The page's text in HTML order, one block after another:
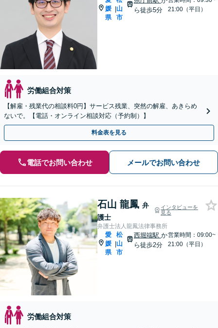
媛
県
|山
市
ら徒歩5分
21:00（平日）
労働組合対策
【解雇・残業代の相談料0円】サービス残業、突然の解雇、あきらめ
ないで。【電話・オンライン相談対応（予約制）】
料金表を見る
電話でお問い合わせ メールでお問い合わせ
石山 龍鳳 弁
護士
インタビューを
見る
弁護士法人龍鳳法律事務所
愛
媛
県
|
松
山
市
西堀端駅 か
ら徒歩2分
営業時間：09:00~
21:00（平日）
労働組合対策